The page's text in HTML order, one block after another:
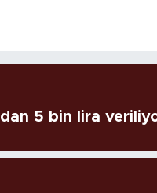
5 bin lira